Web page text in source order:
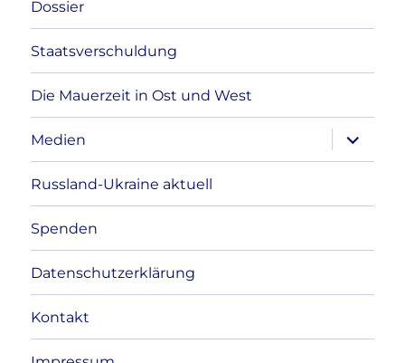
Dossier
Staatsverschuldung
Die Mauerzeit in Ost und West
Medien
anzeigen
Russland-Ukraine aktuell
Spenden
Datenschutzerklärung
Kontakt